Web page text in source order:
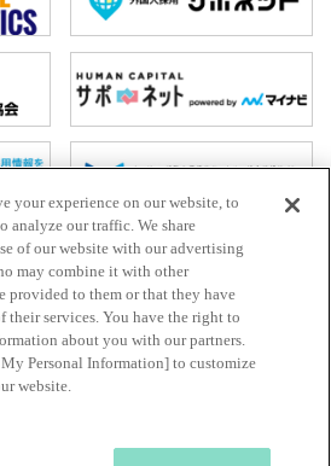
your experience on our website, to
analyze our traffic. We share
of our website with our advertising
may combine it with other
provided to them or that they have
their services. You have the right to
about you with our partners.
Personal Information] to customize
website.